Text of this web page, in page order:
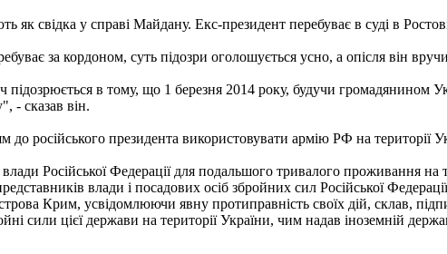
свідка у справі Майдану. Екс-президент перебуває в суді в
за кордоном, суть підозри оголошується усно, а опісля він
в тому, що 1 березня 2014 року, будучи громадянином
- сказав він.
російського президента використовувати армію РФ на території
Російської Федерації для подальшого тривалого проживання на
влади і посадових осіб збройних сил Російської
Крим, усвідомлюючи явну протиправність своїх дій, склав,
сили цієї держави на території України, чим надав іноземній